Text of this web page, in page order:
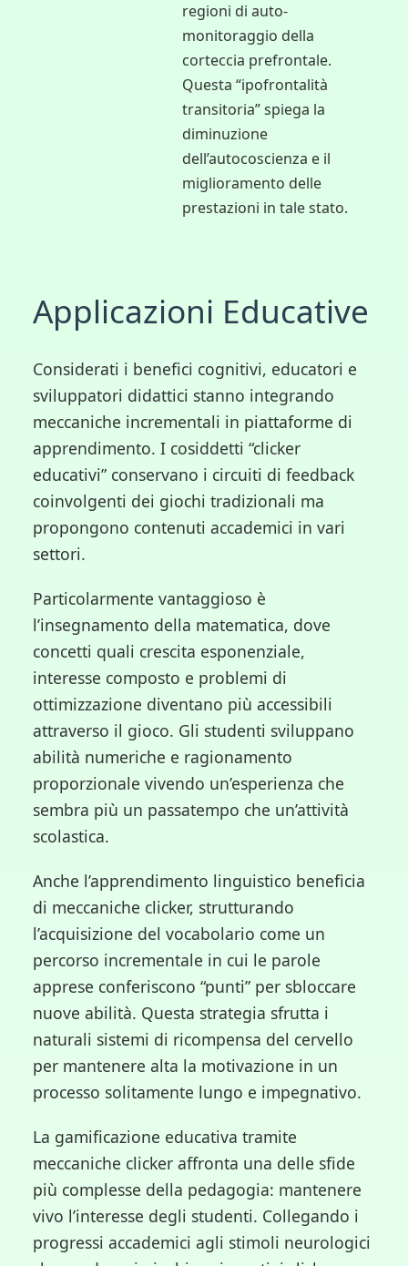
regioni di auto-
monitoraggio della
corteccia prefrontale.
Questa “ipofrontalità
transitoria” spiega la
diminuzione
dell’autocoscienza e il
miglioramento delle
prestazioni in tale stato.
Applicazioni Educative
Considerati i benefici cognitivi, educatori e
sviluppatori didattici stanno integrando
meccaniche incrementali in piattaforme di
apprendimento. I cosiddetti “clicker
educativi” conservano i circuiti di feedback
coinvolgenti dei giochi tradizionali ma
propongono contenuti accademici in vari
settori.
Particolarmente vantaggioso è
l’insegnamento della matematica, dove
concetti quali crescita esponenziale,
interesse composto e problemi di
ottimizzazione diventano più accessibili
attraverso il gioco. Gli studenti sviluppano
abilità numeriche e ragionamento
proporzionale vivendo un’esperienza che
sembra più un passatempo che un’attività
scolastica.
Anche l’apprendimento linguistico beneficia
di meccaniche clicker, strutturando
l’acquisizione del vocabolario come un
percorso incrementale in cui le parole
apprese conferiscono “punti” per sbloccare
nuove abilità. Questa strategia sfrutta i
naturali sistemi di ricompensa del cervello
per mantenere alta la motivazione in un
processo solitamente lungo e impegnativo.
La gamificazione educativa tramite
meccaniche clicker affronta una delle sfide
più complesse della pedagogia: mantenere
vivo l’interesse degli studenti. Collegando i
progressi accademici agli stimoli neurologici